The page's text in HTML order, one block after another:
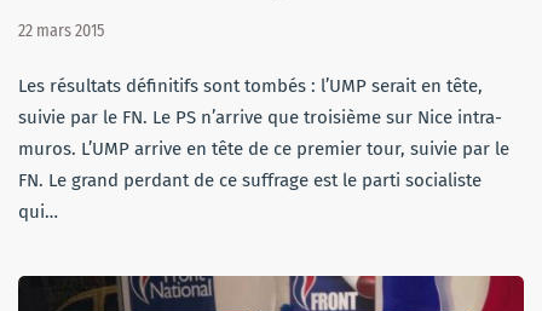
22 mars 2015
Les résultats définitifs sont tombés : l’UMP serait en tête,
suivie par le FN. Le PS n’arrive que troisième sur Nice intra-
muros. L’UMP arrive en tête de ce premier tour, suivie par le
FN. Le grand perdant de ce suffrage est le parti socialiste
qui…